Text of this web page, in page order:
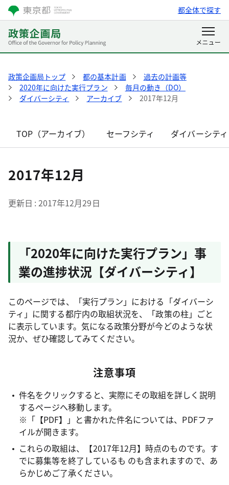
都全体で探す
政策企画局トップ 都の基本計画
過去の計画等
2020年に向けた実行プラン
毎月の動き（DO）
ダイバーシティ
アーカイブ 2017年12月
TOP（アーカイブ） セーフシティ ダイバーシティ
2017年12月
更新日 2017年12月29日
「2020年に向けた実行プラン」事
業の進捗状況【ダイバーシティ】
このページでは、「実行プラン」における「ダイバーシ
ティ」に関する都庁内の取組状況を、「政策の柱」ごと
に表示しています。気になる政策分野が今どのような状
況か、ぜひ確認してみてください。
注意事項
件名をクリックすると、実際にその取組を詳しく説明
するページへ移動します。
※「【PDF】」と書かれた件名については、PDFファ
イルが開きます。
これらの取組は、【2017年12月】時点のものです。す
でに募集等を終了しているも のも含まれますので、あ
らかじめご了承ください。